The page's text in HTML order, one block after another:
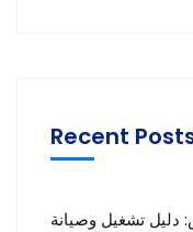
Recent
دليل تشغيل وصيانة